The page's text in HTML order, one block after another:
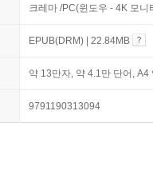
크레마 /PC(윈도우 - 4K 모
EPUB(DRM) | 22.84MB
약 13만자, 약 4.1만 단어,
9791190313094